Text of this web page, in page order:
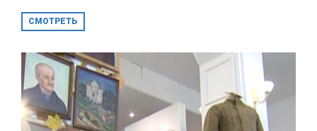
СМОТРЕТЬ